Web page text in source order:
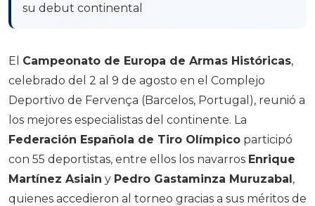
su debut continental
El Campeonato de Europa de Armas Históricas,
celebrado del 2 al 9 de agosto en el Complejo
Deportivo de Fervença (Barcelos, Portugal), reunió a
los mejores especialistas del continente. La
Federación Española de Tiro Olímpico participó
con 55 deportistas, entre ellos los navarros Enrique
Martínez Asiain y Pedro Gastaminza Muruzabal,
quienes accedieron al torneo gracias a sus méritos de